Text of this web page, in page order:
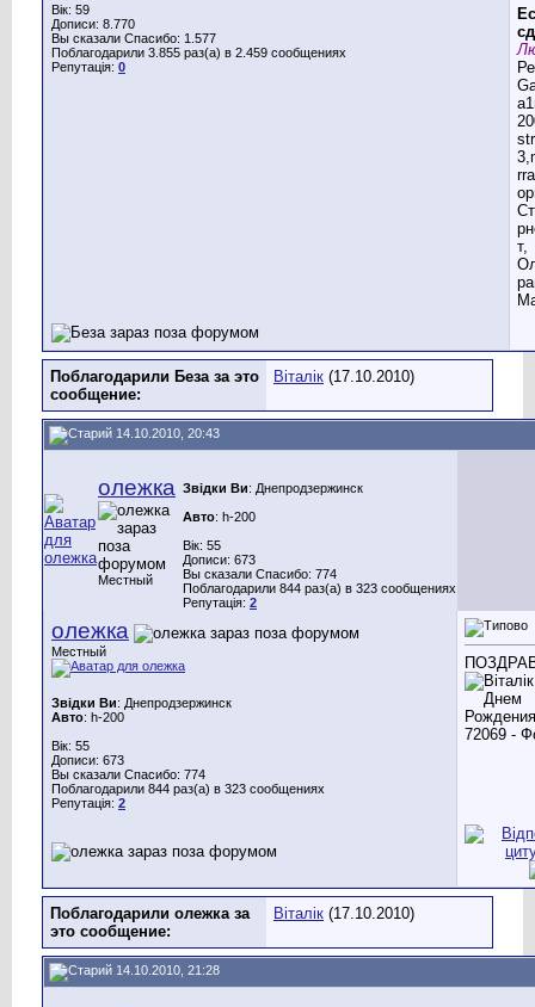
Вік: 59
Дописи: 8.770
Вы сказали Спасибо: 1.577
Поблагодарили 3.855 раз(а) в 2.459 сообщениях
Репутація: 0
т,
Поблагодарили Беза за это
сообщение:
Віталік (17.10.2010)
14.10.2010, 20:43
олежка
Местный
Звідки Ви: Днепродзержинск
Авто: h-200
Вік: 55
Дописи: 673
Вы сказали Спасибо: 774
Поблагодарили 844 раз(а) в 323 сообщениях
Репутація: 2
олежка
Местный
Звідки Ви: Днепродзержинск
Авто: h-200
Вік: 55
Дописи: 673
Вы сказали Спасибо: 774
Поблагодарили 844 раз(а) в 323 сообщениях
Репутація: 2
Поблагодарили олежка за
это сообщение:
Віталік (17.10.2010)
14.10.2010, 21:28